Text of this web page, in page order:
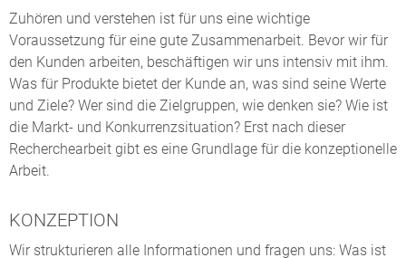
Zuhören und verstehen ist für uns eine wichtige
Voraussetzung für eine gute Zusammenarbeit. Bevor wir für
den Kunden arbeiten, beschäftigen wir uns intensiv mit ihm.
Was für Produkte bietet der Kunde an, was sind seine Werte
und Ziele? Wer sind die Zielgruppen, wie denken sie? Wie ist
die Markt- und Konkurrenzsituation? Erst nach dieser
Recherchearbeit gibt es eine Grundlage für die konzeptionelle
Arbeit.
KONZEPTION
Wir strukturieren alle Informationen und fragen uns: Was ist